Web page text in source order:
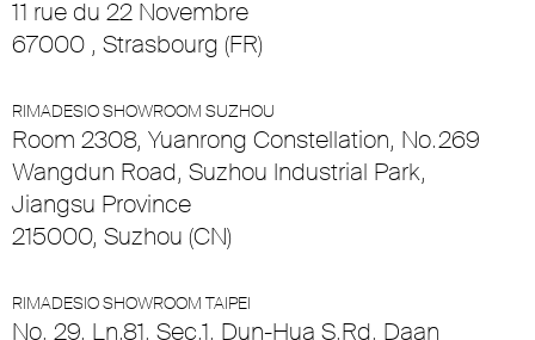
11 rue du 22 Novembre
67000 , Strasbourg (FR)
RIMADESIO SHOWROOM SUZHOU
Room 2308, Yuanrong Constellation, No.269
Wangdun Road, Suzhou Industrial Park,
Jiangsu Province
215000, Suzhou (CN)
RIMADESIO SHOWROOM TAIPEI
No. 29, Ln.81, Sec.1, Dun-Hua S.Rd, Daan